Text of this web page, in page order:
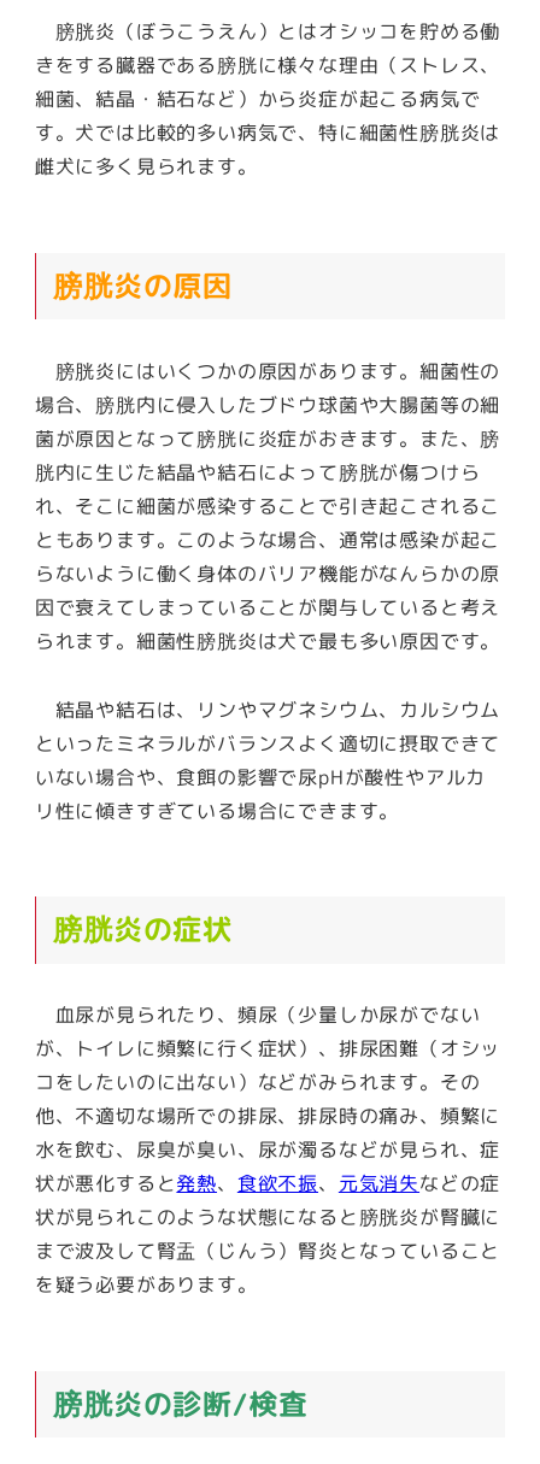
膀胱炎（ぼうこうえん）とはオシッコを貯める働
きをする臓器である膀胱に様々な理由（ストレス、
細菌、結晶・結石など）から炎症が起こる病気で
す。犬では比較的多い病気で、特に細菌性膀胱炎は
雌犬に多く見られます。
膀胱炎の原因
膀胱炎にはいくつかの原因があります。細菌性の
場合、膀胱内に侵入したブドウ球菌や大腸菌等の細
菌が原因となって膀胱に炎症がおきます。また、膀
胱内に生じた結晶や結石によって膀胱が傷つけら
れ、そこに細菌が感染することで引き起こされるこ
ともあります。このような場合、通常は感染が起こ
らないように働く身体のバリア機能がなんらかの原
因で衰えてしまっていることが関与していると考え
られます。細菌性膀胱炎は犬で最も多い原因です。
結晶や結石は、リンやマグネシウム、カルシウム
といったミネラルがバランスよく適切に摂取できて
いない場合や、食餌の影響で尿pHが酸性やアルカ
リ性に傾きすぎている場合にできます。
膀胱炎の症状
血尿が見られたり、頻尿（少量しか尿がでない
が、トイレに頻繁に行く症状）、排尿困難（オシッ
コをしたいのに出ない）などがみられます。その
他、不適切な場所での排尿、排尿時の痛み、頻繁に
水を飲む、尿臭が臭い、尿が濁るなどが見られ、症
状が悪化すると発熱、 食欲不振、 元気消失などの症
状が見られこのような状態になると膀胱炎が腎臓に
まで波及して腎盂（じんう）腎炎となっていること
を疑う必要があります。
膀胱炎の診断/検査